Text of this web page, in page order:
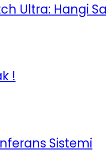
Hangi Saat
Sistemi